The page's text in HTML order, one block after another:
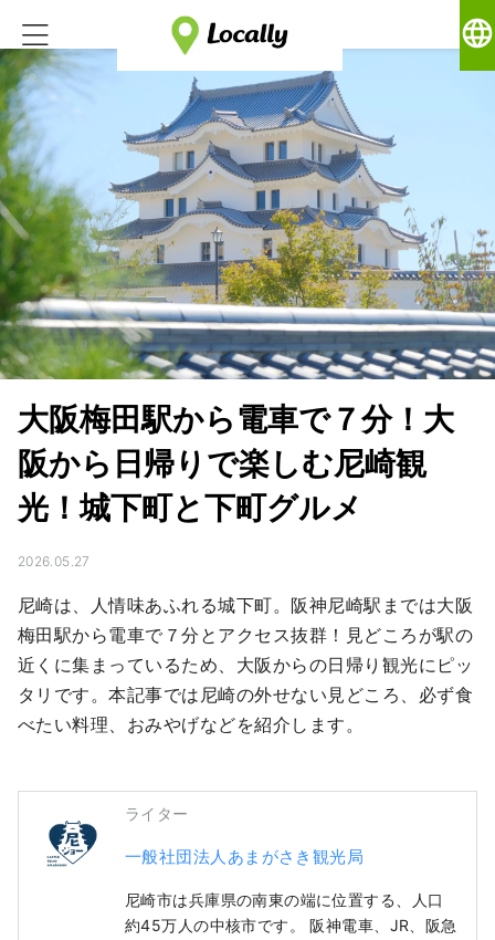
language
大阪梅田駅から電車で７分！大
阪から日帰りで楽しむ尼崎観
光！城下町と下町グルメ
2026.05.27
尼崎は、人情味あふれる城下町。阪神尼崎駅までは大阪
梅田駅から電車で７分とアクセス抜群！見どころが駅の
近くに集まっているため、大阪からの日帰り観光にピッ
タリです。本記事では尼崎の外せない見どころ、必ず食
べたい料理、おみやげなどを紹介します。
ライター
一般社団法人あまがさき観光局
尼崎市は兵庫県の南東の端に位置する、人口
約45万人の中核市です。 阪神電車、JR、阪急